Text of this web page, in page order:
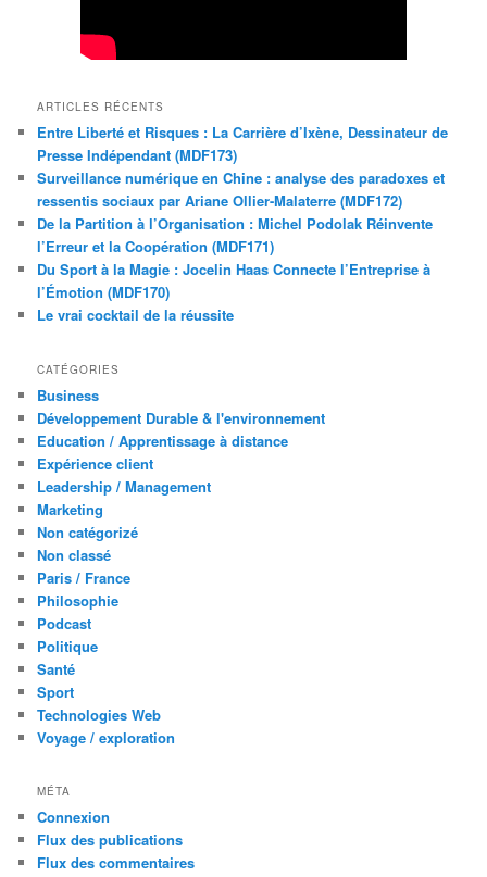
ARTICLES RÉCENTS
Entre Liberté et Risques : La Carrière d’Ixène, Dessinateur de
Presse Indépendant (MDF173)
Surveillance numérique en Chine : analyse des paradoxes et
ressentis sociaux par Ariane Ollier-Malaterre (MDF172)
De la Partition à l’Organisation : Michel Podolak Réinvente
l’Erreur et la Coopération (MDF171)
Du Sport à la Magie : Jocelin Haas Connecte l’Entreprise à
l’Émotion (MDF170)
Le vrai cocktail de la réussite
CATÉGORIES
Business
Développement Durable & l'environnement
Education / Apprentissage à distance
Expérience client
Leadership / Management
Marketing
Non catégorizé
Non classé
Paris / France
Philosophie
Podcast
Politique
Santé
Sport
Technologies Web
Voyage / exploration
MÉTA
Connexion
Flux des publications
Flux des commentaires